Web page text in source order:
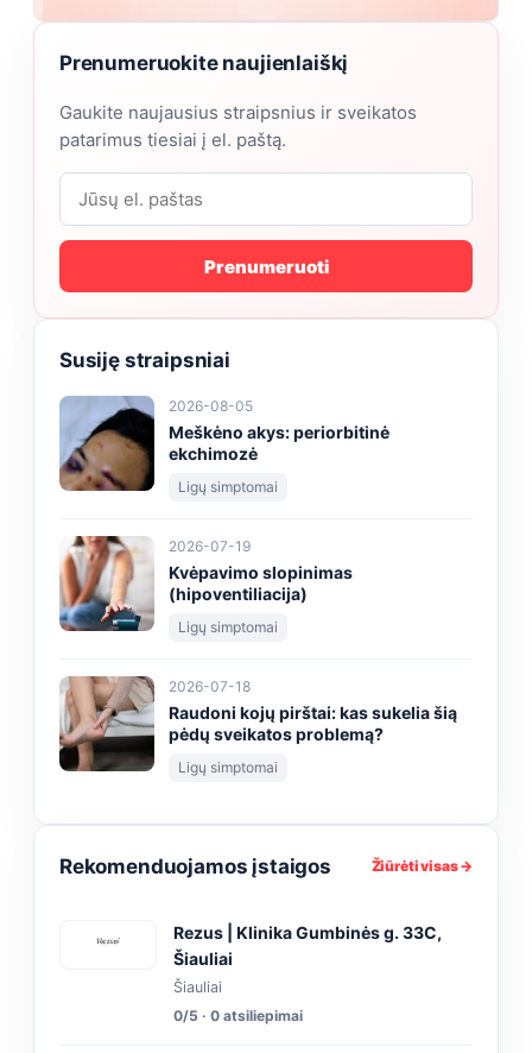
Prenumeruokite naujienlaiškį
Gaukite naujausius straipsnius ir sveikatos
patarimus tiesiai į el. paštą.
Prenumeruoti
Susiję straipsniai
2026-08-05
Meškėno akys: periorbitinė
ekchimozė
Ligų simptomai
2026-07-19
Kvėpavimo slopinimas
(hipoventiliacija)
Ligų simptomai
2026-07-18
Raudoni kojų pirštai: kas sukelia šią
pėdų sveikatos problemą?
Ligų simptomai
Rekomenduojamos įstaigos Žiūrėti visas →
Rezus | Klinika Gumbinės g. 33C,
Šiauliai
Šiauliai
0/5 · 0 atsiliepimai